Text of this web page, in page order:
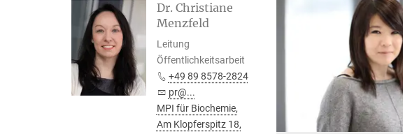
Dr. Christiane
Menzfeld
Leitung
Öffentlichkeitsarbeit
+49 89 8578-2824
pr@...
MPI für Biochemie,
Am Klopferspitz 18,